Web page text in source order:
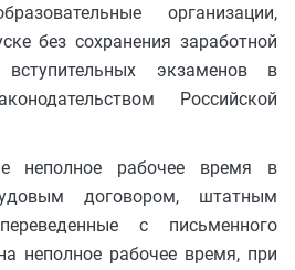
организации,
без сохранения заработной
экзаменов в
Российской
неполное рабочее время в
договором, штатным
с письменного
неполное рабочее время, при